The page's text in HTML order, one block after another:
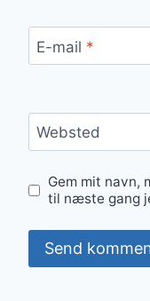
E-mail *
Websted
Gem mit navn,
til næste gang